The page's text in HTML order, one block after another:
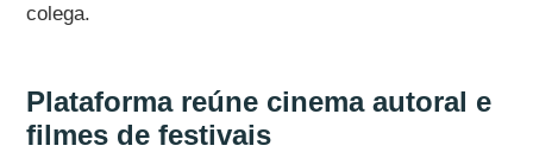
colega.
Plataforma reúne cinema autoral e
filmes de festivais